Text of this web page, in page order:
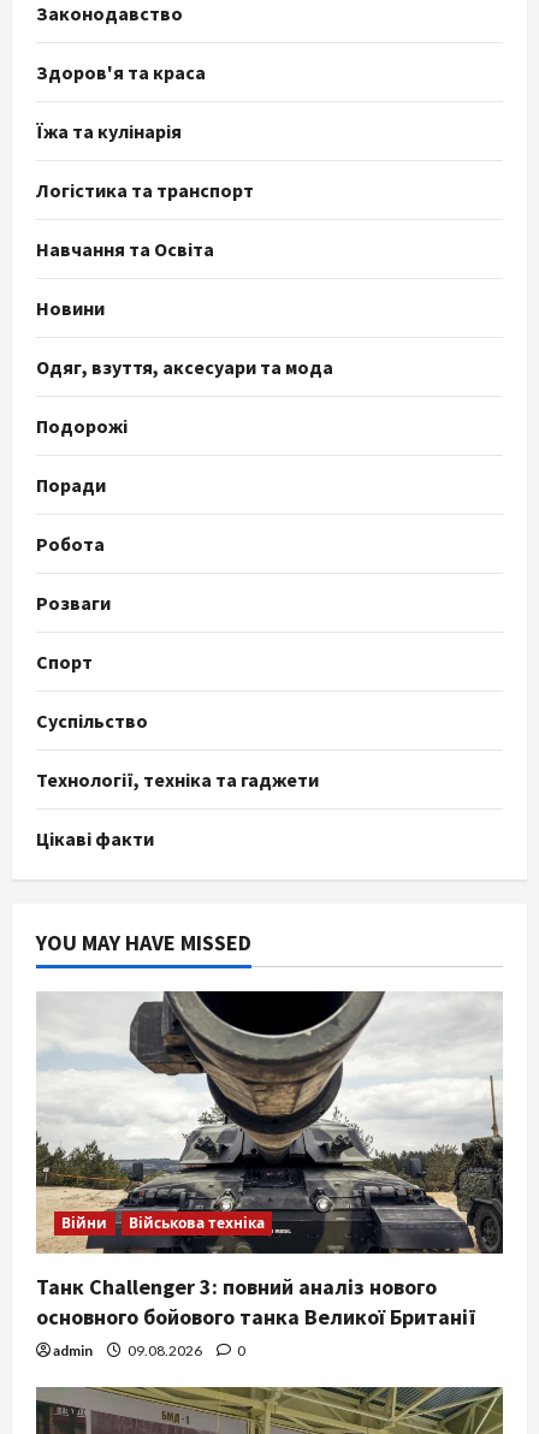
Законодавство
Здоров'я та краса
Їжа та кулінарія
Логістика та транспорт
Навчання та Освіта
Новини
Одяг, взуття, аксесуари та мода
Подорожі
Поради
Робота
Розваги
Спорт
Суспільство
Технології, техніка та гаджети
Цікаві факти
YOU MAY HAVE MISSED
Війни Військова техніка
Танк Challenger 3: повний аналіз нового
основного бойового танка Великої Британії
admin 09.08.2026 0